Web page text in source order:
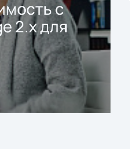
с
2.x для